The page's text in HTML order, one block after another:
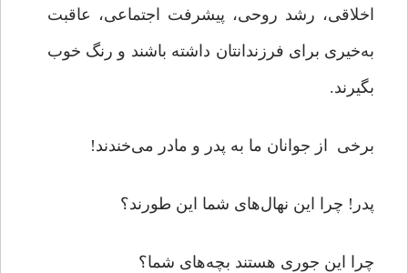
اخلاقی، رشد روحی، پیشرفت اجتماعی، عاقبت
به‌خیری برای فرزندانتان داشته باشند و رنگ خوب
بگیرند.
برخی از جوانان ما به پدر و مادر می‌خندند!
پدر! چرا این نهال‌های شما این طورند؟
چرا این جوری هستند بچه‌های شما؟